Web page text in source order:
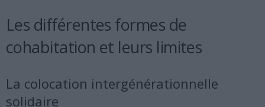
Les différentes formes de
cohabitation et leurs limites
La colocation intergénérationnelle
solidaire